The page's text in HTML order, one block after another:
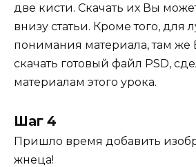
две кисти. Скачать их Вы
внизу статьи. Кроме того, для
понимания материала, там же
скачать готовый файл PSD,
материалам этого урока.
Шаг 4
Пришло время добавить
жнеца!